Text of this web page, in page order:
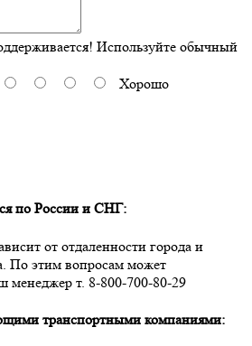
Используйте обычный
Хорошо
по России и СНГ:
от отдаленности города и
По этим вопросам может
менеджер т. 8-800-700-80-29
транспортными компаниями: